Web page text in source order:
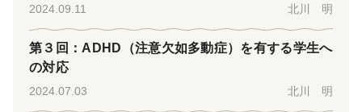
2024.09.11 北川 明
第３回：ADHD（注意欠如多動症）を有する学生へ
の対応
2024.07.03 北川 明